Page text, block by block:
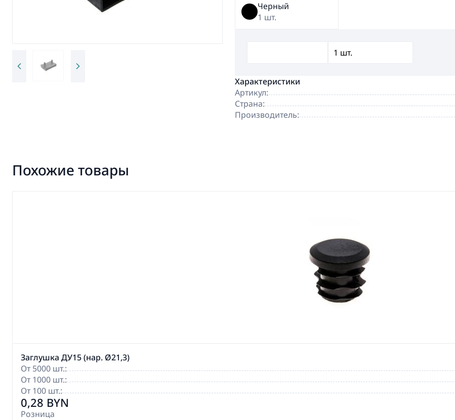
Черный
1 шт.
Характеристики
Артикул:
Страна:
Производитель:
Похожие товары
Заглушка ДУ15 (нар. Ø21,3)
От 5000 шт.:
От 1000 шт.:
От 100 шт.:
0,28 BYN
Розница